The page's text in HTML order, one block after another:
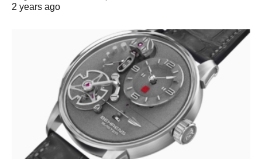
2 years ago